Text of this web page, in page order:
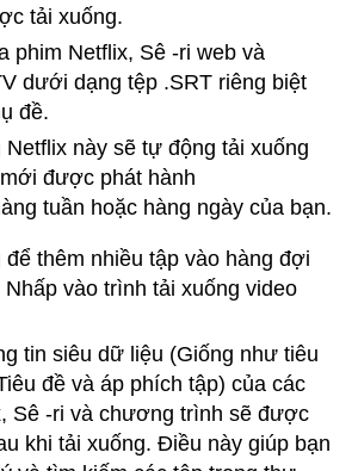
tải xuống.
phim Netflix, Sê -ri web và
dưới dạng tệp .SRT riêng biệt
đề.
Netflix này sẽ tự động tải xuống
được phát hành
tuần hoặc hàng ngày của bạn.
để thêm nhiều tập vào hàng đợi
vào trình tải xuống video
tin siêu dữ liệu (Giống như tiêu
đề và áp phích tập) của các
Sê -ri và chương trình sẽ được
khi tải xuống. Điều này giúp bạn